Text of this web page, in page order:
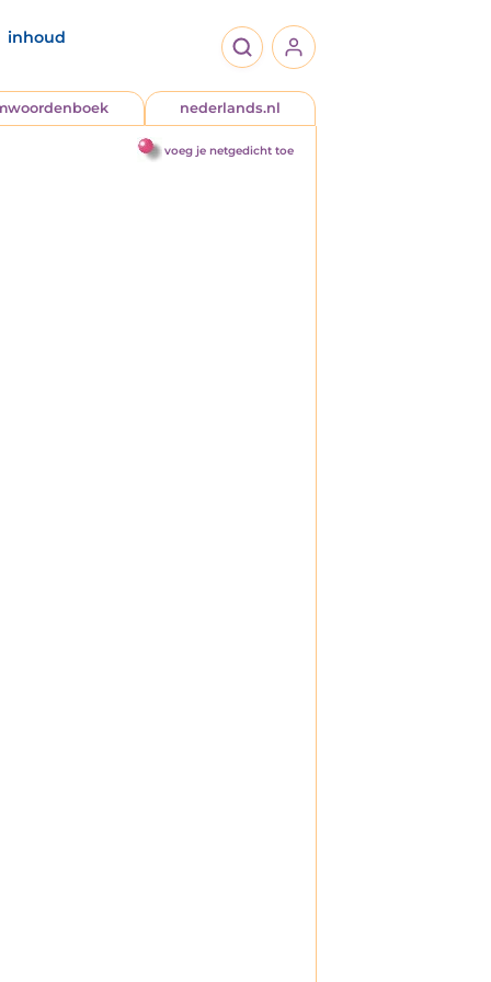
inhoud
nederlands.nl
voeg je netgedicht toe